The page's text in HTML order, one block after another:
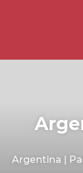
Argentina |